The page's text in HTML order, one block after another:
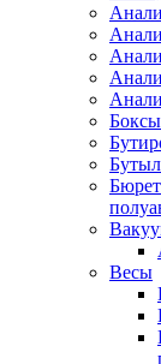
Весы